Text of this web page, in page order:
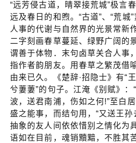
“远芳侵古道，晴翠接荒城”极言
远及春日的和煦。“古道”、“荒城
人事的代谢与自然界的光景常新
二字刻画春草蔓延、绿野广阔的
谓善于体物．末句卤草关合人事
指作者韵朋友。用春草之繁茂借
由来已久。《楚辞·招隐士》有“
兮萋萋”的句子。江淹《别赋》：
波，送君南浦，伤如之何!”至白
盛之能事，而结句用，“又送王孙
抽象的友人间依依惜别之情化为
语如在目前，魂销黷黯，不胜其